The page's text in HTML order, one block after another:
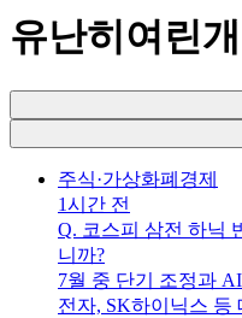
유난히여린
주식·가상화폐 경제
1시간 전
Q. 코스피 삼전 하닉
니까?
7월 중 단기 조정과
전자, SK하이닉스 등